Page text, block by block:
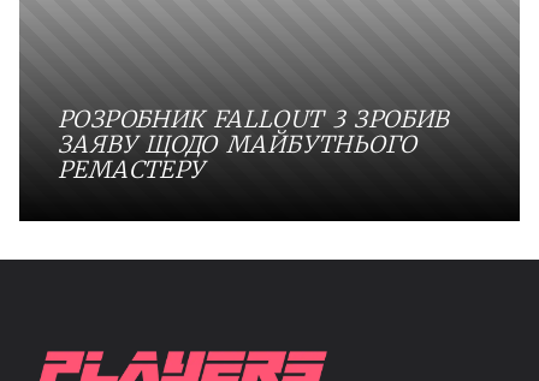
РОЗРОБНИК FALLOUT 3 ЗРОБИВ
ЗАЯВУ ЩОДО МАЙБУТНЬОГО
РЕМАСТЕРУ